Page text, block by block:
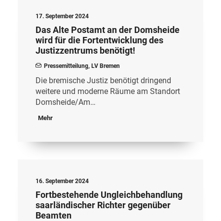
17. September 2024
Das Alte Postamt an der Domsheide
wird für die Fortentwicklung des
Justizzentrums benötigt!
Pressemitteilung, LV Bremen
Die bremische Justiz benötigt dringend
weitere und moderne Räume am Standort
Domsheide/Am…
Mehr
16. September 2024
Fortbestehende Ungleichbehandlung
saarländischer Richter gegenüber
Beamten